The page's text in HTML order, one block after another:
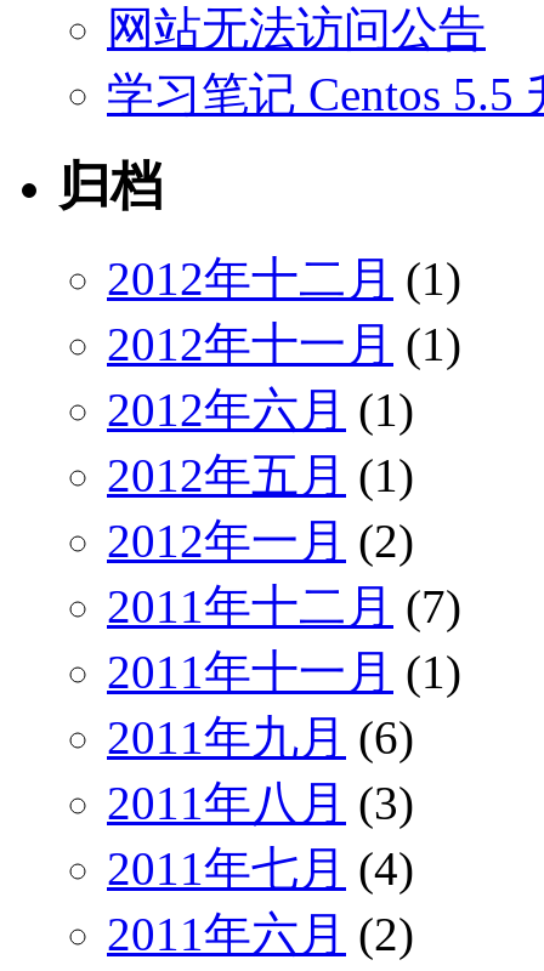
网站无法访问公告
学习笔记 Centos 5.5
归档
2012年十二月 (1)
2012年十一月 (1)
2012年六月 (1)
2012年五月 (1)
2012年一月 (2)
2011年十二月 (7)
2011年十一月 (1)
2011年九月 (6)
2011年八月 (3)
2011年七月 (4)
2011年六月 (2)